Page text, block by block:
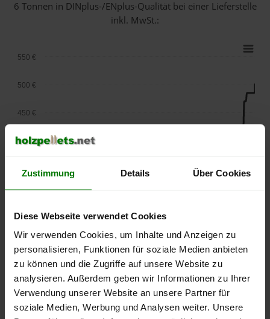
Zustimmung Details Über Cookies
Diese Webseite verwendet Cookies
Wir verwenden Cookies, um Inhalte und Anzeigen zu
personalisieren, Funktionen für soziale Medien anbieten
zu können und die Zugriffe auf unsere Website zu
analysieren. Außerdem geben wir Informationen zu Ihrer
Verwendung unserer Website an unsere Partner für
soziale Medien, Werbung und Analysen weiter. Unsere
6 Tonnen in DINplus-/ENplus-Qualität bei einer Lieferstelle
inkl. MwSt.:
lose Ware Sackware
September
Januar
Mai
350 €
400 €
450 €
500 €
550 €
Die aktuelle Preisentwicklung für Holzpellets in Deutschland
können Sie jederzeit auf unsererPelletspreise -Seite
nachvollziehen.